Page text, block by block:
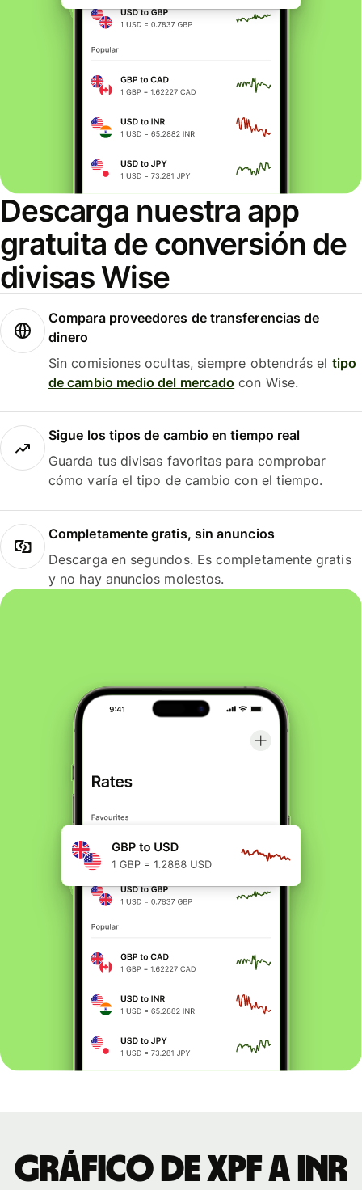
Descarga nuestra app
gratuita de conversión de
divisas Wise
Compara proveedores de transferencias de
dinero
Sin comisiones ocultas, siempre obtendrás el tipo
de cambio medio del mercado con Wise.
Sigue los tipos de cambio en tiempo real
Guarda tus divisas favoritas para comprobar
cómo varía el tipo de cambio con el tiempo.
Completamente gratis, sin anuncios
Descarga en segundos. Es completamente gratis
y no hay anuncios molestos.
Gráfico de XPF a INR